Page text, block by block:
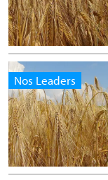
Nos Leaders